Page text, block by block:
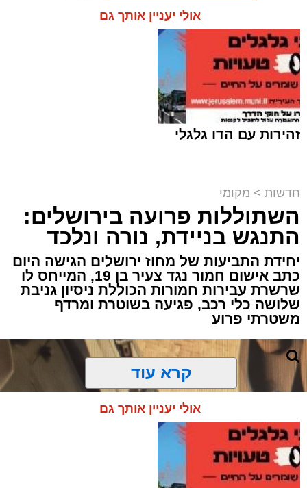
תגים:ירושלים, שב"ח
פעילות מבצעית מתוחה במעבר בעוטף
ירושלים הסתיימה במעצרם של שוהה בלתי
חוקי ונהג שהסיע אותו, לאחר שחיפוש יסודי
של לוחמי מג"ב חשף שיטת הסתרה יצירתית
במיוחד.
האירוע התרחש במהלך פעילות משותפת של
לוחמי מג״ב עוטף ירושלים ולוחמי המעברים
לשמירה על הביטחון השוטף בגזרת הבירה.
הכוחות עצרו לבדיקה שגרתית רכב שעורר את
חשדם, ועד מהרה הבינו שמשהו אינו כשורה.
במהלך בדיקה יסודית של חלל הרכב, הבחינו
הלוחמים כי בתא המטען קיימת דופן שאינה
תואמת את מבנה הרכב המקורי. בחינה קפדנית
אולי יעניין אותך גם
זהירות עם הדו גלגלי
חדשות > מקומי
השתוללות פרועה בירושלים:
התנגש בניידת, נורה ונלכד
יחידת התביעות של מחוז ירושלים הגישה היום
כתב אישום חמור נגד צעיר בן 19, המייחס לו
שרשרת עבירות חמורות הכוללת ניסיון גניבת
שלושה כלי רכב, פגיעה בשוטרת ומרדף
משטרתי פרוע
קרא עוד
אולי יעניין אותך גם